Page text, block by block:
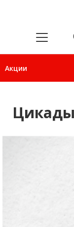
Акции
Цикады